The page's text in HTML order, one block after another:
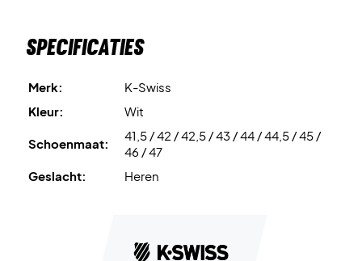
Specificaties
Merk:
K-Swiss
Kleur:
Wit
Schoenmaat:
41,5 / 42 / 42,5 / 43 / 44 / 44,5 / 45 /
46 / 47
Geslacht:
Heren